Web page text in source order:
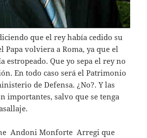
que el rey había cedido su
Papa volviera a Roma, ya que el
estropeado. Que yo sepa el rey no
En todo caso será el Patrimonio
de Defensa. ¿No?. Y las
importantes, salvo que se tenga
Andoni Monforte Arregi que